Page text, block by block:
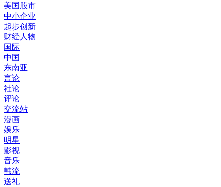
美国股市
中小企业
起步创新
财经人物
国际
中国
东南亚
言论
社论
评论
交流站
漫画
娱乐
明星
影视
音乐
韩流
送礼